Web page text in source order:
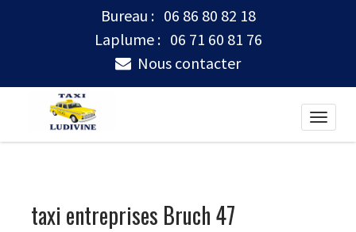
Bureau : 06 86 80 82 18
Laplume : 06 71 60 81 76
Nous contacter
Toggle
taxi entreprises Bruch 47